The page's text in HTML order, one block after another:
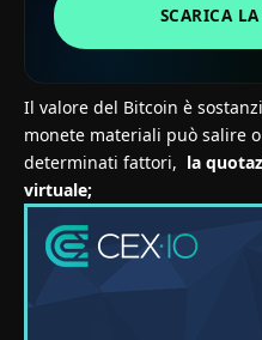
SCARICA
Il valore del Bitcoin è
monete materiali può salire
determinati fattori, la
virtuale;